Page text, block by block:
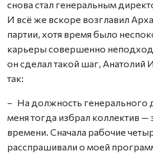
снова стал генеральным
И всё же вскоре возглавил
партии, хотя время было
карьеры совершенно
он сделал такой шаг, Анатолий
так:
– На должность генерального
меня тогда избрал коллектив —
времени. Сначала рабочие
расспрашивали о моей